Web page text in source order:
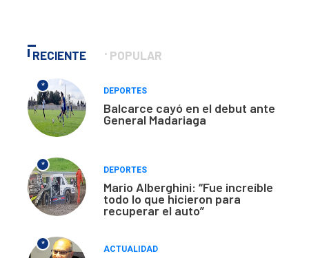
RECIENTE POPULAR
*
DEPORTES
Balcarce cayó en el debut ante
General Madariaga
*
DEPORTES
Mario Alberghini: “Fue increíble
todo lo que hicieron para
recuperar el auto”
*
ACTUALIDAD